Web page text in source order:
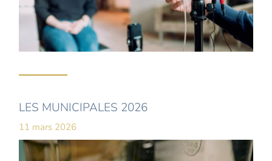
LES MUNICIPALES 2026
11 mars 2026